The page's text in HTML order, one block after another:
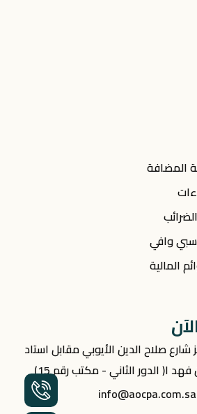
المضافة
وافي
المالية
صلاح الدين الأيوبي مقابل استاد
ا( الدور الثاني - مكتب رقم 15)
info@aocpa.com.sa